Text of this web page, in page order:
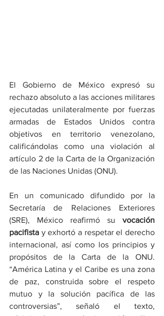
El Gobierno de México expresó su
rechazo absoluto a las acciones militares
ejecutadas unilateralmente por fuerzas
armadas de Estados Unidos contra
objetivos en territorio venezolano,
calificándolas como una violación al
artículo 2 de la Carta de la Organización
de las Naciones Unidas (ONU).
En un comunicado difundido por la
Secretaría de Relaciones Exteriores
(SRE), México reafirmó su vocación
pacifista y exhortó a respetar el derecho
internacional, así como los principios y
propósitos de la Carta de la ONU.
“América Latina y el Caribe es una zona
de paz, construida sobre el respeto
mutuo y la solución pacífica de las
controversias”, señaló el texto,